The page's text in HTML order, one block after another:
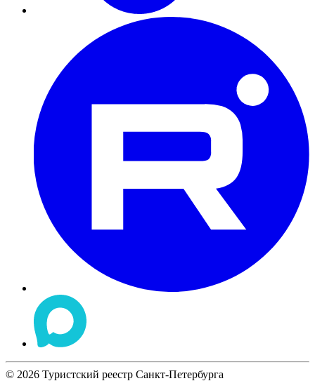
© 2026 Туристский реестр Санкт-Петербурга